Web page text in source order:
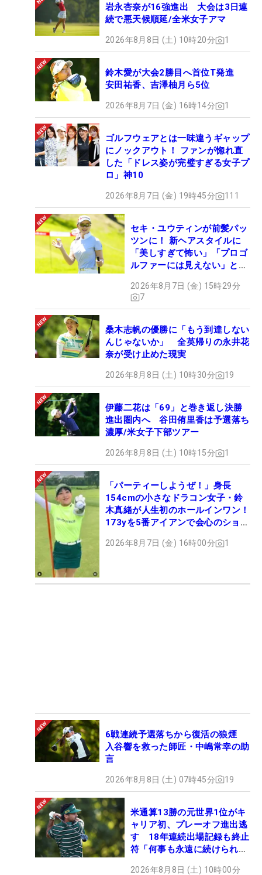
岩永杏奈が16強進出 大会は3日連
続で悪天候順延/全米女子アマ
2026年8月8日 (土) 10時20分 1
鈴木愛が大会2勝目へ首位T発進
安田祐香、吉澤柚月ら5位
2026年8月7日 (金) 16時14分 1
ゴルフウェアとは一味違うギャップ
にノックアウト！ ファンが惚れ直
した「ドレス姿が完璧すぎる女子プ
ロ」神10
2026年8月7日 (金) 19時45分 111
セキ・ユウティンが前髪パッ
ツンに！ 新ヘアスタイルに
「美しすぎて怖い」「プロゴ
ルファーには見えない」とコ
2026年8月7日 (金) 15時29分
7
桑木志帆の優勝に「もう到達しない
んじゃないか」 全英帰りの永井花
奈が受け止めた現実
2026年8月8日 (土) 10時30分 19
伊藤二花は「69」と巻き返し決勝
進出圏内へ 谷田侑里香は予選落ち
濃厚/米女子下部ツアー
2026年8月8日 (土) 10時15分 1
「パーティーしようぜ！」身長
154cmの小さなドラコン女子・鈴
木真緒が人生初のホールインワン！
173yを5番アイアンで会心のショッ
2026年8月7日 (金) 16時00分 1
6戦連続予選落ちから復活の狼煙
入谷響を救った師匠・中嶋常幸の助
言
2026年8月8日 (土) 07時45分 19
米通算13勝の元世界1位がキ
ャリア初、プレーオフ進出逃
す 18年連続出場記録も終止
符「何事も永遠に続けられな
2026年8月8日 (土) 10時00分